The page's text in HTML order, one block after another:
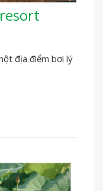
địa điểm bơi lý